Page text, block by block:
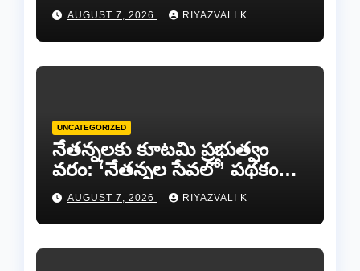
జట్లు సిద్ధం!.
AUGUST 7, 2026 RIYAZVALI K
UNCATEGORIZED
​నేతన్నలకు కూటమి ప్రభుత్వం
వరం: ‘నేతన్నల సేవలో’ పథకం
ద్వారా ఏటా ₹25,000 ఆర్థిక
సాయం!
AUGUST 7, 2026 RIYAZVALI K